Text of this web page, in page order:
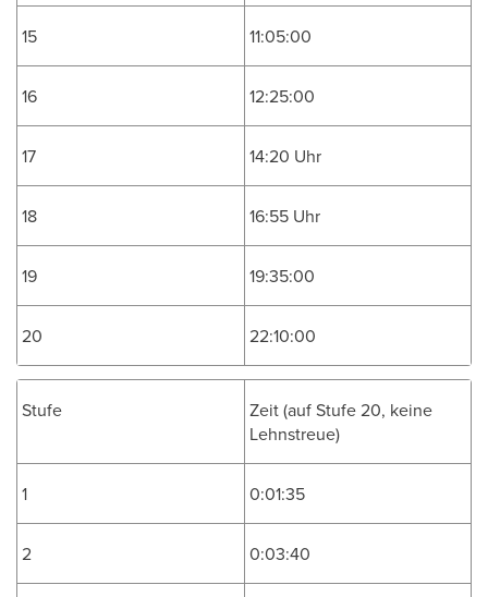
15 11:05:00
16 12:25:00
17 14:20 Uhr
18 16:55 Uhr
19 19:35:00
20 22:10:00
Stufe
Zeit (auf Stufe 20, keine
Lehnstreue)
1 0:01:35
2 0:03:40